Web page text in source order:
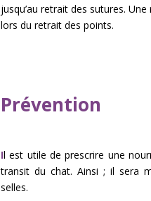
jusqu’au retrait des sutures.
lors du retrait des points.
Prévention
Il est utile de prescrire une
transit du chat. Ainsi ; il sera
selles.